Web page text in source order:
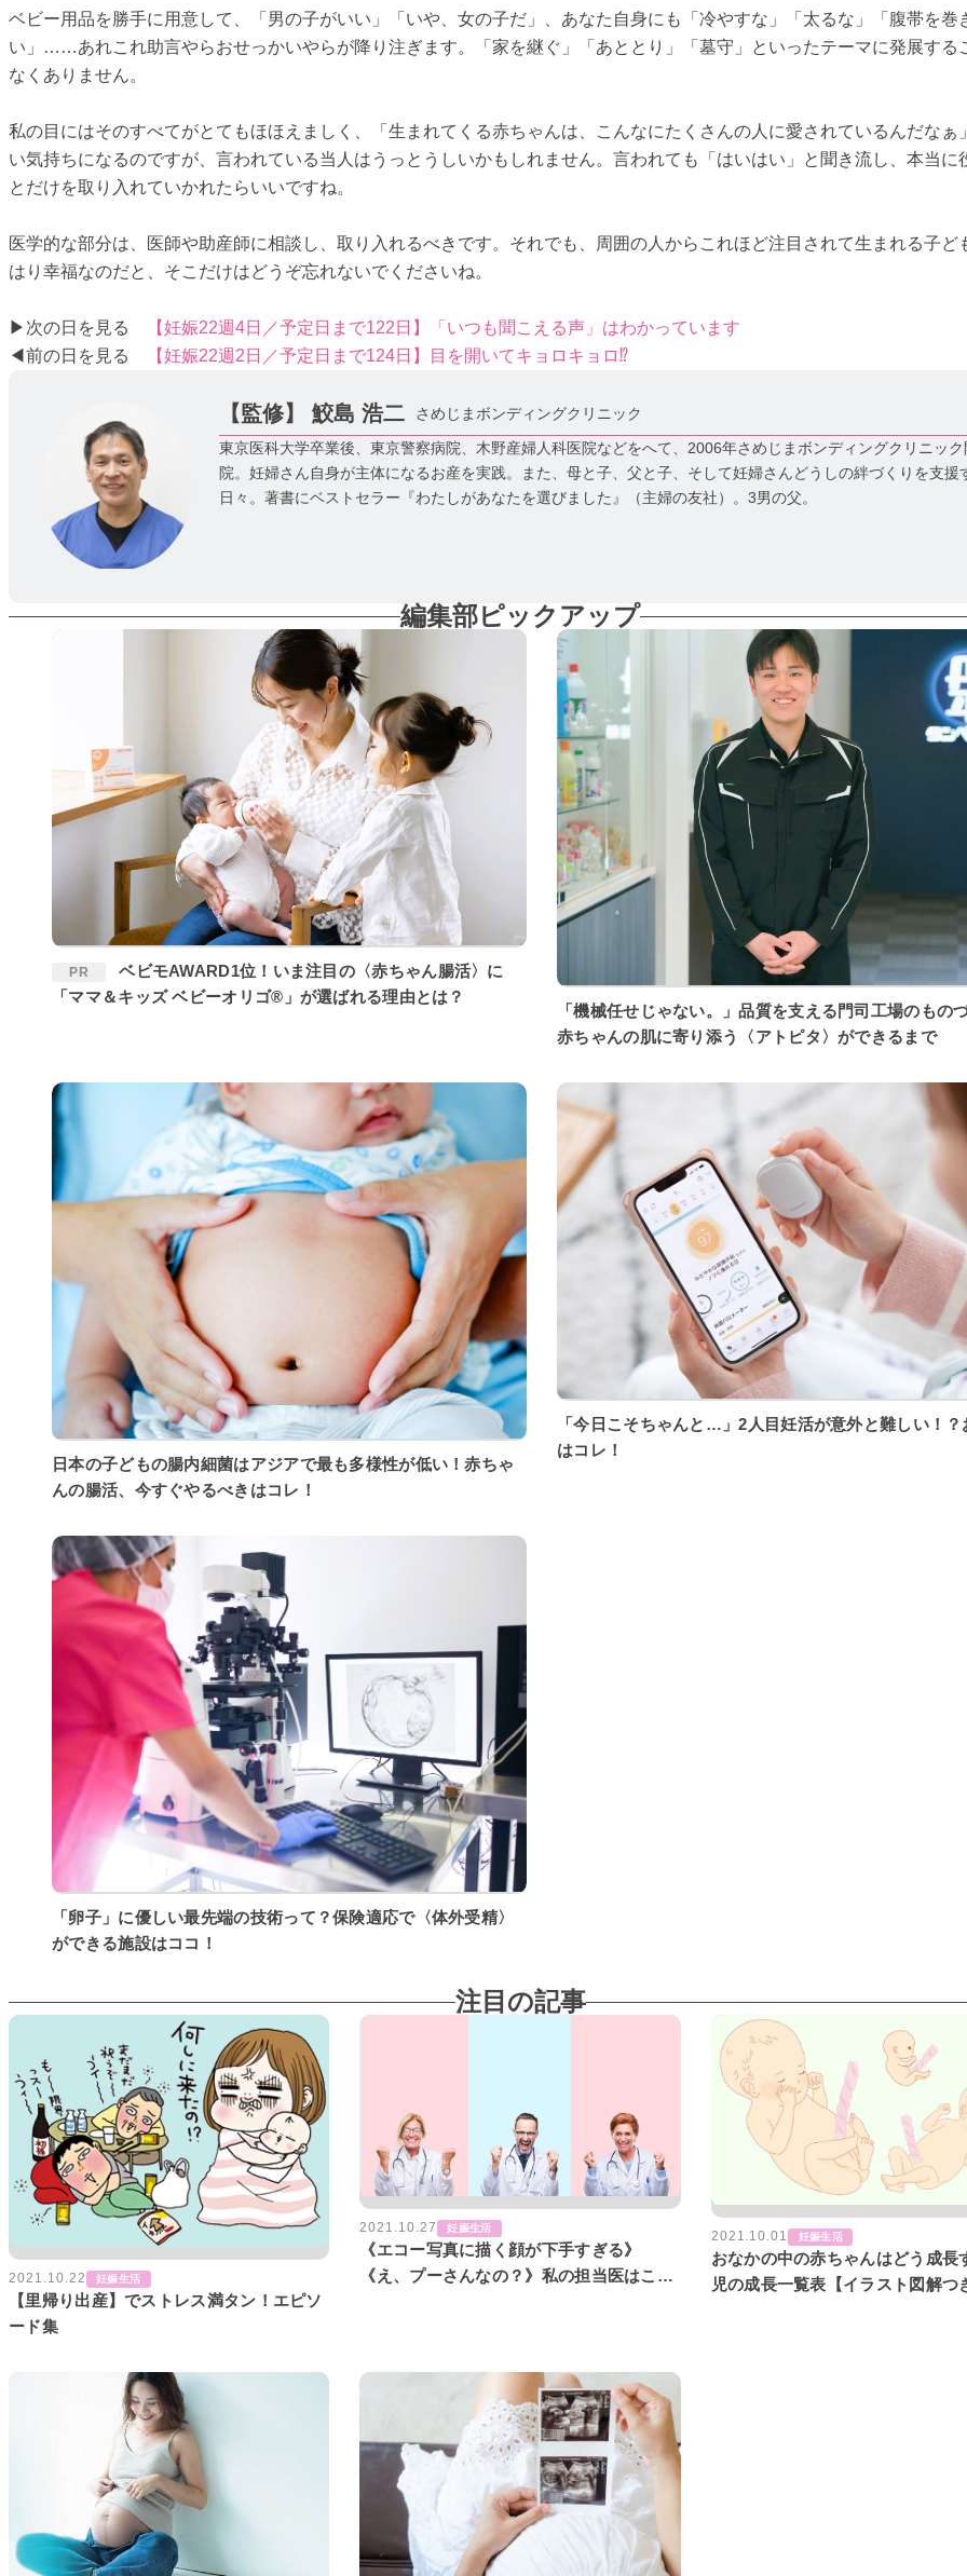
ベビー用品を勝手に用意して、「男の子がいい」「いや、女の子だ」、あなた自身にも「冷やすな」「太るな」「腹帯を巻
い」……あれこれ助言やらおせっかいやらが降り注ぎます。「家を継ぐ」「あととり」「墓守」といったテーマに発展する
なくありません。
私の目にはそのすべてがとてもほほえましく、「生まれてくる赤ちゃんは、こんなにたくさんの人に愛されているんだなぁ
い気持ちになるのですが、言われている当人はうっとうしいかもしれません。言われても「はいはい」と聞き流し、本当に
とだけを取り入れていかれたらいいですね。
医学的な部分は、医師や助産師に相談し、取り入れるべきです。それでも、周囲の人からこれほど注目されて生まれる子ど
はり幸福なのだと、そこだけはどうぞ忘れないでくださいね。
▶次の日を見る
【妊娠22週4日／予定日まで122日】「いつも聞こえる声」はわかっています
◀前の日を見る
【妊娠22週2日／予定日まで124日】目を開いてキョロキョロ⁉
【監修】 鮫島 浩二
さめじまボンディングクリニック
東京医科大学卒業後、東京警察病院、木野産婦人科医院などをへて、2006年さめじまボンディングクリニック
院。妊婦さん自身が主体になるお産を実践。また、母と子、父と子、そして妊婦さんどうしの絆づくりを支援
日々。著書にベストセラー『わたしがあなたを選びました』（主婦の友社）。3男の父。
編集部ピックアップ
PR
ベビモAWARD1位！いま注目の〈赤ちゃん腸活〉に
「ママ＆キッズ ベビーオリゴ®」が選ばれる理由とは？
「機械任せじゃない。」品質を支える門司工場のもの
赤ちゃんの肌に寄り添う〈アトピタ〉ができるまで
日本の子どもの腸内細菌はアジアで最も多様性が低い！赤ちゃ
んの腸活、今すぐやるべきはコレ！
「今日こそちゃんと…」2人目妊活が意外と難しい！？
はコレ！
「卵子」に優しい最先端の技術って？保険適応で〈体外受精〉
ができる施設はココ！
注目の記事
2021.10.22 妊娠生活
【里帰り出産】でストレス満タン！エピソ
ード集
2021.10.27 妊娠生活
《エコー写真に描く顔が下手すぎる》
《え、プーさんなの？》私の担当医はこん
2021.10.01 妊娠生活
おなかの中の赤ちゃんはどう成長
児の成長一覧表【イラスト図解つ